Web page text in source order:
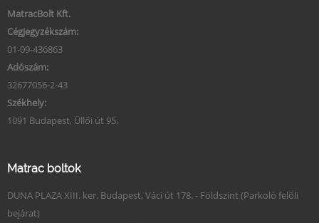
MatracBolt Kft.
Cégjegyzékszám:
01-09-436863
Adószám:
32677056-2-43
Székhely:
1091 Budapest, Üllői út 95.
Matrac boltok
DUNA PLAZA XIII. ker. Budapest, Váci út 178. - Földszint (Parkoló felőli
bejárat)